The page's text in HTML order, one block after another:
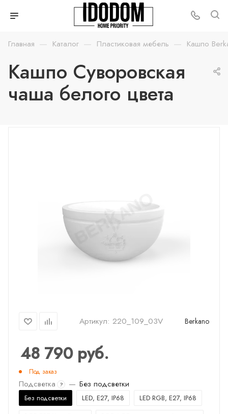
Главная — Каталог — Пластиковая мебель — Кашпо
Кашпо Суворовская
чаша белого цвета
Артикул: 220_109_03V Berkano
48 790руб.
Под заказ
Подсветка ? — Без подсветки
Без подсветки LED, E27, IP68 LED RGB, E27, IP68